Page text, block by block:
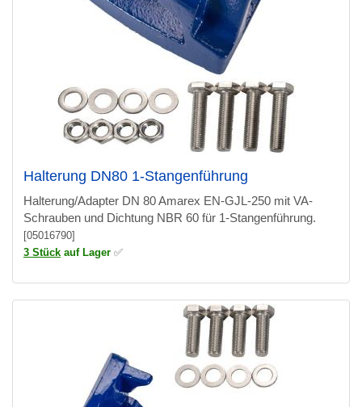
Halterung DN80 1-Stangenführung
Halterung/Adapter DN 80 Amarex EN-GJL-250 mit VA-
Schrauben und Dichtung NBR 60 für 1-Stangenführung.
[05016790]
3 Stück auf Lager ✅